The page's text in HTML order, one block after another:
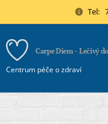
Tel:
Carpe Diem - Lečivý
Centrum péče o zdraví